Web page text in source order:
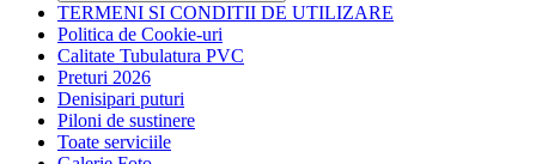
TERMENI SI CONDITII DE UTILIZARE
Politica de Cookie-uri
Calitate Tubulatura PVC
Preturi 2026
Denisipari puturi
Piloni de sustinere
Toate serviciile